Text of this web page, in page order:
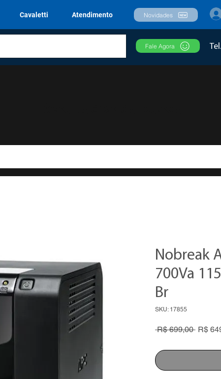
Cavaletti Atendimento Novidades
Fale Agora
Nobreak
700Va
Br
SKU: 17855
R$ 699,00 Preço
R$